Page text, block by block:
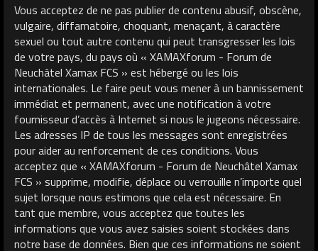
Vous acceptez de ne pas publier de contenu abusif, obscène,
vulgaire, diffamatoire, choquant, menaçant, à caractère
sexuel ou tout autre contenu qui peut transgresser les lois
de votre pays, du pays où « XAMAXforum - Forum de
Neuchâtel Xamax FCS » est hébergé ou les lois
internationales. Le faire peut vous mener à un bannissement
immédiat et permanent, avec une notification à votre
fournisseur d’accès à Internet si nous le jugeons nécessaire.
Les adresses IP de tous les messages sont enregistrées
pour aider au renforcement de ces conditions. Vous
acceptez que « XAMAXforum - Forum de Neuchâtel Xamax
FCS » supprime, modifie, déplace ou verrouille n’importe quel
sujet lorsque nous estimons que cela est nécessaire. En
tant que membre, vous acceptez que toutes les
informations que vous avez saisies soient stockées dans
notre base de données. Bien que ces informations ne soient